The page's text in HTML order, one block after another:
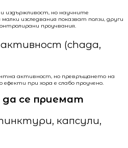
и издържливост, но научните
изследвания показват ползи, други
проучвания.
(chaga,
активност, но превръщането на
при хора е слабо проучено.
да се приемат
капсули,